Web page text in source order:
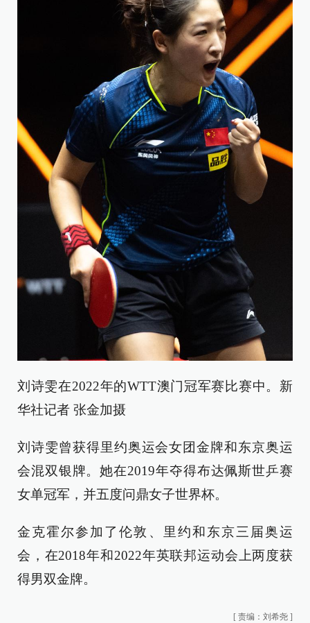
刘诗雯在2022年的WTT澳门冠军赛比赛中。新
华社记者 张金加摄
刘诗雯曾获得里约奥运会女团金牌和东京奥运
会混双银牌。她在2019年夺得布达佩斯世乒赛
女单冠军，并五度问鼎女子世界杯。
金克霍尔参加了伦敦、里约和东京三届奥运
会，在2018年和2022年英联邦运动会上两度获
得男双金牌。
[ 责编：刘希尧 ]